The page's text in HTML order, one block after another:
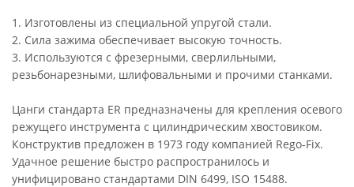
1. Изготовлены из специальной упругой стали.
2. Сила зажима обеспечивает высокую точность.
3. Используются с фрезерными, сверлильными,
резьбонарезными, шлифовальными и прочими станками.
Цанги стандарта ER предназначены для крепления осевого
режущего инструмента с цилиндрическим хвостовиком.
Конструктив предложен в 1973 году компанией Rego-Fix.
Удачное решение быстро распространилось и
унифицировано стандартами DIN 6499, ISO 15488.